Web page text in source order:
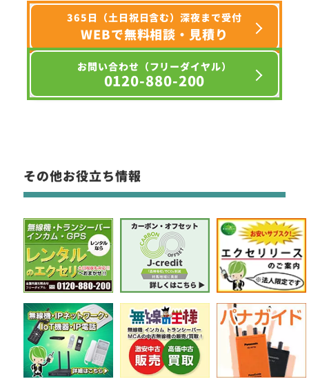
365日（土日祝日含む）深夜まで受付
WEBで無料相談・見積り
お問い合わせ（フリーダイヤル）
0120-880-200
その他お役立ち情報